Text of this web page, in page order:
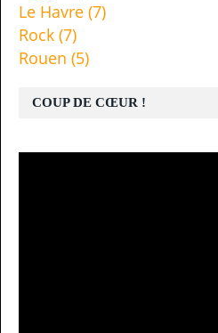
Le Havre (7)
Rock (7)
Rouen (5)
COUP DE CŒUR !